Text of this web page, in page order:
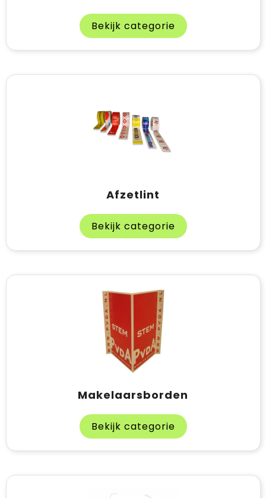
Bekijk categorie
Afzetlint
Bekijk categorie
Makelaarsborden
Bekijk categorie